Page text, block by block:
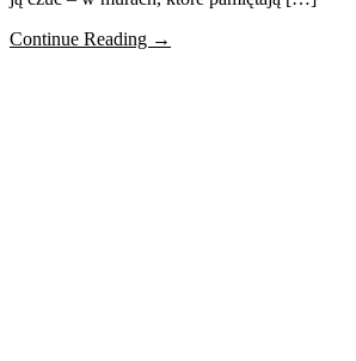
Continue Reading →